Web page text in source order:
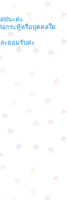
ปนะค่ะ
อกระทู้หรือบุคคลใด
ะยอมรับค่ะ